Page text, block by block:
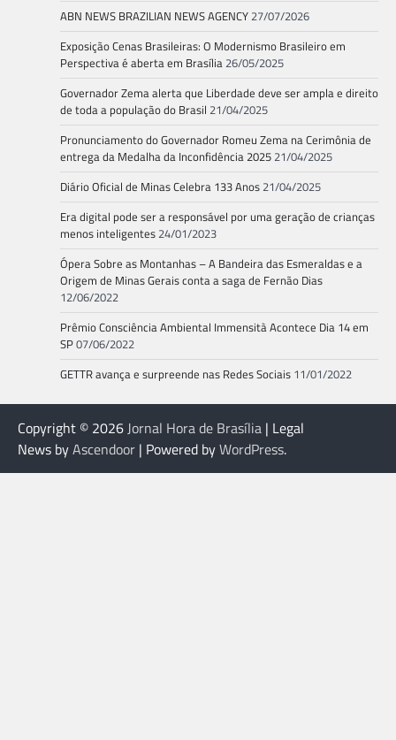
ABN NEWS BRAZILIAN NEWS AGENCY 27/07/2026
Exposição Cenas Brasileiras: O Modernismo Brasileiro em
Perspectiva é aberta em Brasília 26/05/2025
Governador Zema alerta que Liberdade deve ser ampla e direito
de toda a população do Brasil 21/04/2025
Pronunciamento do Governador Romeu Zema na Cerimônia de
entrega da Medalha da Inconfidência 2025 21/04/2025
Diário Oficial de Minas Celebra 133 Anos 21/04/2025
Era digital pode ser a responsável por uma geração de crianças
menos inteligentes 24/01/2023
Ópera Sobre as Montanhas – A Bandeira das Esmeraldas e a
Origem de Minas Gerais conta a saga de Fernão Dias
12/06/2022
Prêmio Consciência Ambiental Immensità Acontece Dia 14 em
SP07/06/2022
GETTR avança e surpreende nas Redes Sociais 11/01/2022
Copyright © 2026Jornal Hora de Brasília | Legal
News byAscendoor | Powered byWordPress.